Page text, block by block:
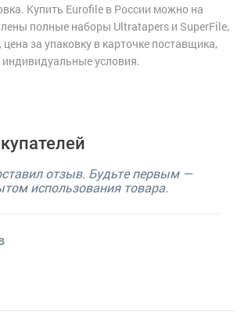
Купить Eurofile в России можно на
полные наборы Ultratapers и SuperFile,
за упаковку в карточке поставщика,
условия.
отзыв. Будьте первым —
использования товара.